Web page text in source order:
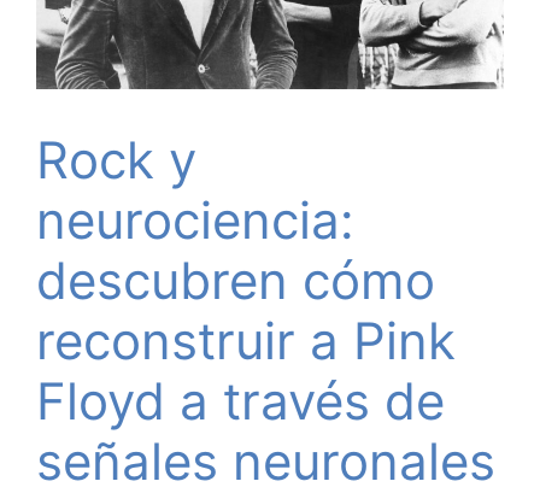
Rock y
neurociencia:
descubren cómo
reconstruir a Pink
Floyd a través de
señales neuronales